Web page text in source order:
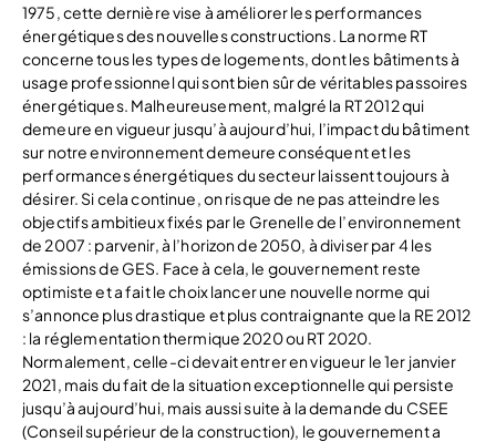
1975, cette dernière vise à améliorer les performances
énergétiques des nouvelles constructions. La norme RT
concerne tous les types de logements, dont les bâtiments à
usage professionnel qui sont bien sûr de véritables passoires
énergétiques. Malheureusement, malgré la RT 2012 qui
demeure en vigueur jusqu’à aujourd’hui, l’impact du bâtiment
sur notre environnement demeure conséquent et les
performances énergétiques du secteur laissent toujours à
désirer. Si cela continue, on risque de ne pas atteindre les
objectifs ambitieux fixés par le Grenelle de l’environnement
de 2007 : parvenir, à l’horizon de 2050, à diviser par 4 les
émissions de GES. Face à cela, le gouvernement reste
optimiste et a fait le choix lancer une nouvelle norme qui
s’annonce plus drastique et plus contraignante que la RE 2012
: la réglementation thermique 2020 ou RT 2020.
Normalement, celle-ci devait entrer en vigueur le 1er janvier
2021, mais du fait de la situation exceptionnelle qui persiste
jusqu’à aujourd’hui, mais aussi suite à la demande du CSEE
(Conseil supérieur de la construction), le gouvernement a